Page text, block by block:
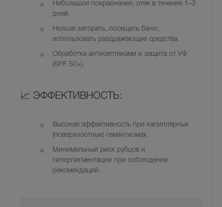
Небольшое покраснение, отек в течение 1–3
дней.
Нельзя загорать, посещать баню,
использовать раздражающие средства.
Обработка антисептиками и защита от УФ
(SPF 50+).
📈 ЭФФЕКТИВНОСТЬ:
Высокая эффективность при капиллярных
(поверхностных) гемангиомах.
Минимальный риск рубцов и
гиперпигментации при соблюдении
рекомендаций.